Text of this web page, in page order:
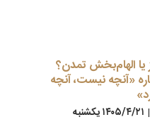
یا الهام‌بخش تمدن؟
«آنچه نیست، آنچه
۱۴۰۵/۴/۲۱ يكشنبه